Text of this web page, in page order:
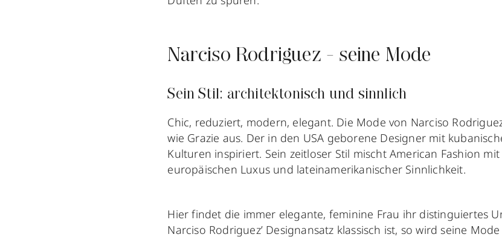
Narciso Rodriguez - seine Mode
Sein Stil: architektonisch und sinnlich
Chic, reduziert, modern, elegant. Die Mode von Narciso
wie Grazie aus. Der in den USA geborene Designer mit
Kulturen inspiriert. Sein zeitloser Stil mischt American Fashion
europäischen Luxus und lateinamerikanischer Sinnlichkeit.
Hier findet die immer elegante, feminine Frau ihr distinguiertes
Narciso Rodriguez’ Designansatz klassisch ist, so wird seine